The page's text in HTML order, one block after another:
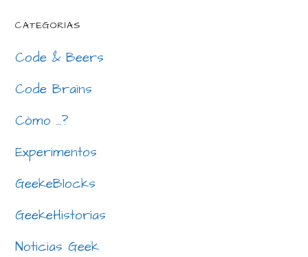
CATEGORÍAS
Code & Beers
Code Brains
Cómo …?
Experimentos
GeekeBlocks
GeekeHistorias
Noticias Geek